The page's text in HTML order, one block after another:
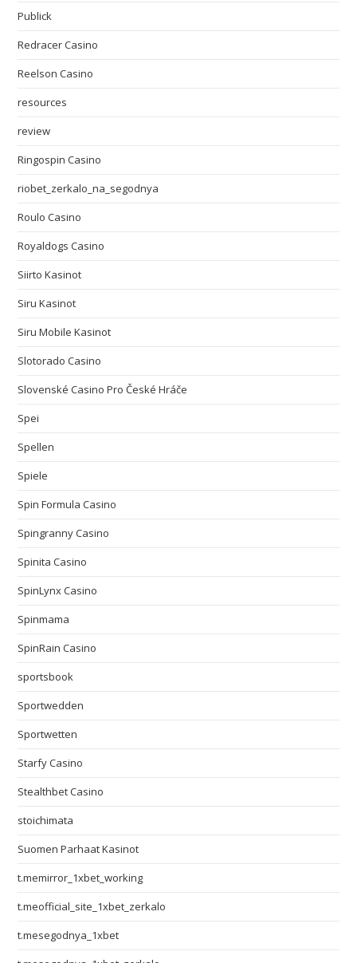
Publick
Redracer Casino
Reelson Casino
resources
review
Ringospin Casino
riobet_zerkalo_na_segodnya
Roulo Casino
Royaldogs Casino
Siirto Kasinot
Siru Kasinot
Siru Mobile Kasinot
Slotorado Casino
Slovenské Casino Pro České Hráče
Spei
Spellen
Spiele
Spin Formula Casino
Spingranny Casino
Spinita Casino
SpinLynx Casino
Spinmama
SpinRain Casino
sportsbook
Sportwedden
Sportwetten
Starfy Casino
Stealthbet Casino
stoichimata
Suomen Parhaat Kasinot
t.memirror_1xbet_working
t.meofficial_site_1xbet_zerkalo
t.mesegodnya_1xbet